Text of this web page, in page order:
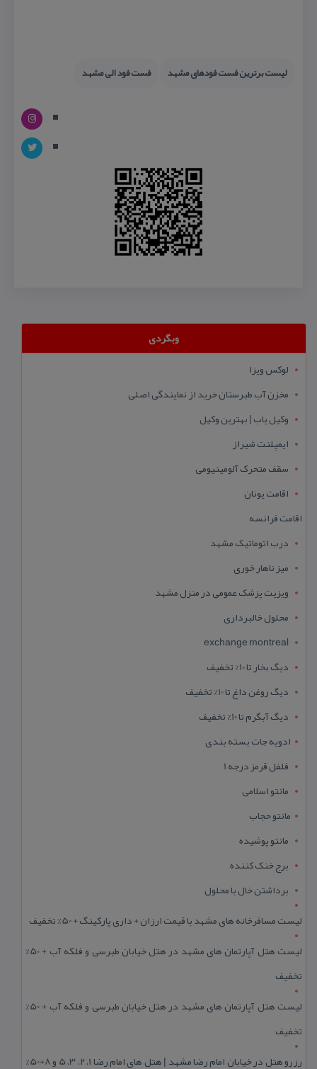
لیست برترین فست فودهای مشهد فست فود الی مشهد
وبگردی
لوکس ویزا
مخزن آب طبرستان خرید از نمایندگی اصلی
وکیل یاب | بهترین وکیل
ایمپلنت شیراز
سقف متحرک آلومینیومی
اقامت یونان
اقامت فرانسه
درب اتوماتیک مشهد
میز ناهار خوری
ویزیت پزشک عمومی در منزل مشهد
محلول خالبرداری
exchange montreal
دیگ بخار تا 10% تخفیف
دیگ روغن داغ تا 10% تخفیف
دیگ آبگرم تا 10% تخفیف
ادویه جات بسته بندی
فلفل قرمز درجه 1
مانتو اسلامی
مانتو حجاب
مانتو پوشیده
برج خنک کننده
برداشتن خال با محلول
لیست مسافرخانه های مشهد با قیمت ارزان + داری پارکینگ + 50% تخفیف
لیست هتل آپارتمان های مشهد در هتل خیابان طبرسی و فلکه آب + 50%
تخفیف
لیست هتل آپارتمان های مشهد در هتل خیابان طبرسی و فلکه آب + 50%
تخفیف
رزرو هتل در خیابان امام رضا مشهد | هتل‌ های امام رضا 1، 2، 3، 5 و 8+50%